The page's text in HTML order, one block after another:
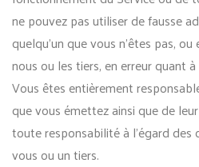
ne pouvez pas utiliser de fausse
quelqu’un que vous n’êtes pas,
nous ou les tiers, en erreur quant
Vous êtes entièrement
que vous émettez ainsi que de
toute responsabilité à l’égard
vous ou un tiers.